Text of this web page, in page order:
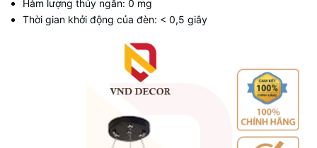
Hàm lượng thủy ngân: 0 mg
Thời gian khởi động của đèn: < 0,5 giây